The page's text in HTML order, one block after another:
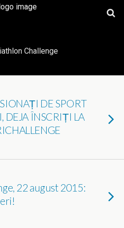
Challenge
DE SPORT
DEJA ÎNSCRIȚI LA
22 august 2015: